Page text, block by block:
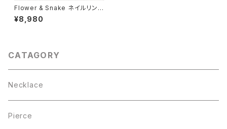
Flower & Snake ネイルリング
シルバー925
¥8,980
CATAGORY
Necklace
Pierce